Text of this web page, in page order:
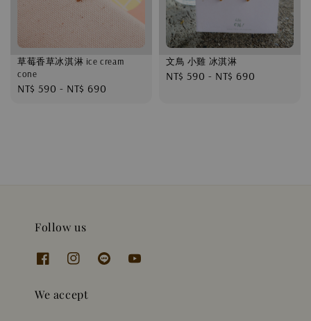
草莓香草冰淇淋 ice cream
cone
Regular
NT$ 590 - NT$ 690
文鳥 小雞 冰淇淋
Regular
NT$ 590 - NT$ 690
Follow us
We accept